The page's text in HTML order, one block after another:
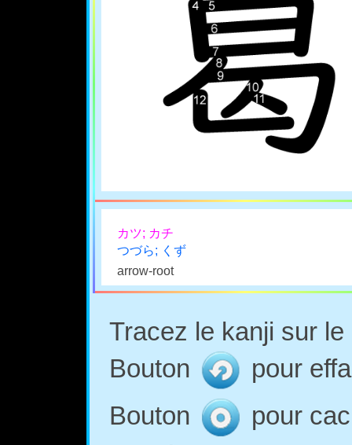
カツ; カチ
つづら; くず
arrow-root
Tracez le kanji sur
Bouton
pour
Bouton
pour